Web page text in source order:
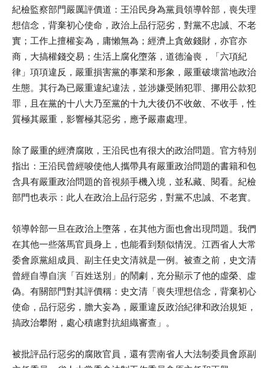
紀檢監察部門嚴厲評價道：王沿民身為黨員領導幹部，喪失理
想信念，背棄初心使命，政治上品行惡劣，對黨不忠誠、不老
實；工作上擅權妄為，庸懶無為；經濟上貪斂錢財，亦官亦
商，大搞權錢交易；生活上腐化墮落，道德淪喪，「六項紀
律」項項違反，嚴重損害黨的事業和形象，嚴重破壞當地政治
生態。其行為已嚴重違紀違法，並涉嫌受賄犯罪、挪用公款犯
罪，且在黨的十八大乃至黨的十九大後仍不收斂、不收手，性
質極其嚴重，影響極其惡劣，應予嚴肅處理。
除了嚴重的經濟腐敗，王沿民也有很大的政治問題。官方特別
指出：王沿民曾經唆使他人攜帶具有嚴重政治問題的書籍和包
含具有嚴重政治問題的音視頻手機入境，並私藏、閱看。紀檢
部門也表示：此人在政治上品行惡劣，對黨不忠誠、不老實。
領導幹部一旦在政治上墮落，在其他方面也會出現問題。我們
在其他一些落馬官員身上，也能看到類似情況。江西省人大常
委會原黨組成員、副主任史文清就是一例。被查之前，史文清
曾經自導自演「百姓送別」的鬧劇，充分顯示了他的虛榮、虛
偽。有關部門對其評價稱：史文清「喪失理想信念，背棄初心
使命，品行惡劣，膽大妄為，嚴重違反政治紀律和政治規矩，
搞政治攀附，處心積慮對抗組織審查」。
被批評品行惡劣的腐敗官員，還有雲南省人大法制委員會原副